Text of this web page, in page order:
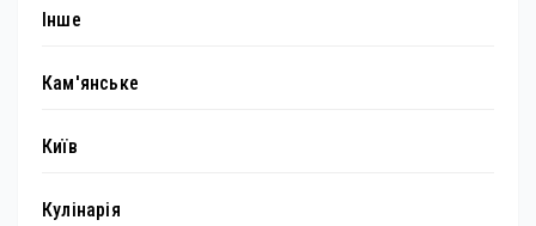
Інше
Кам'янське
Київ
Кулінарія